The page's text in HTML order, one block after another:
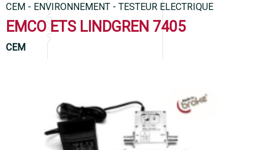
CEM - ENVIRONNEMENT - TESTEUR ELECTRIQUE
EMCO ETS LINDGREN 7405
CEM